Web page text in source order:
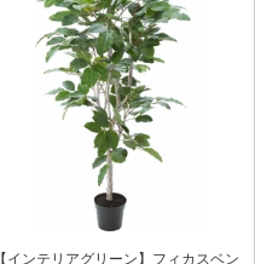
【インテリアグリーン】フィカスベン